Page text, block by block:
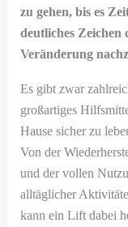
zu gehen, bis es
deutliches Zeichen
Veränderung
Es gibt zwar
großartiges
Hause sicher zu
Von der
und der vollen
alltäglicher
kann ein Lift dabei